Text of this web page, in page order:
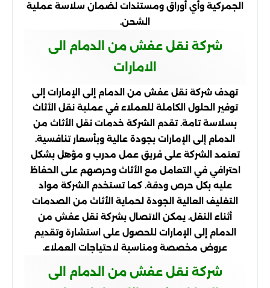
الجمركية وأي أوراق ومستندات لضمان سلاسة عملية
الشحن.
شركة نقل عفش من الدمام الى
الامارات
تهدف شركة نقل عفش من الدمام إلى الإمارات إلى
توفير الحلول الكاملة للعملاء في عملية نقل الأثاث
بسلاسة تامة. تقدم الشركة خدمات نقل الأثاث من
الدمام إلى الإمارات بجودة عالية وبأسعار تنافسية.
تعتمد الشركة على فريق عمل مدرب و مؤهل بشكل
احترافي في التعامل مع الأثاث وحرصهم على الحفاظ
عليه بكل حرص ودقة. كما تستخدم الشركة مواد
التغليف العالية الجودة لحماية الأثاث من الصدمات
أثناء النقل. يمكن الاتصال بشركة نقل عفش من
الدمام إلى الإمارات للحصول على استشارة وتقديم
عروض مخصصة ومناسبة لاحتياجات العملاء.
شركة نقل عفش من الدمام الى